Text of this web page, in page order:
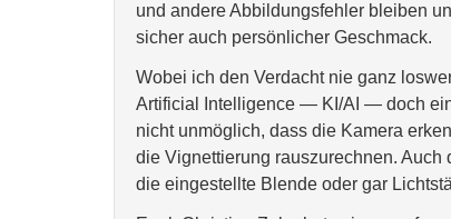
und andere Abbildungsfehler bleiben
sicher auch persönlicher Geschmack.
Wobei ich den Verdacht nie ganz
Artificial Intelligence — KI/AI — doch
nicht unmöglich, dass die Kamera
die Vignettierung rauszurechnen.
die eingestellte Blende oder gar